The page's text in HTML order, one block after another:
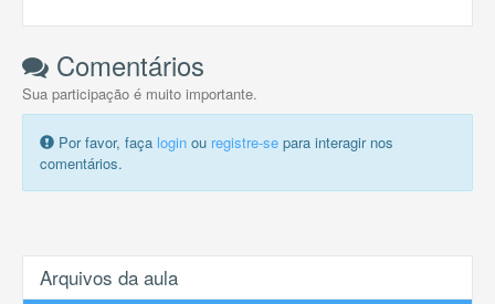
Comentários
Sua participação é muito importante.
Por favor, faça login ou registre-se para interagir nos
comentários.
Arquivos da aula